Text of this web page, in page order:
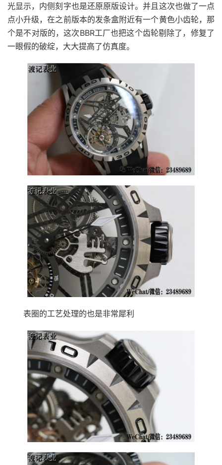
光显示，内侧刻字也是还原原版设计。并且这次也做了一点
点小升级，在之前版本的发条盒附近有一个黄色小齿轮，那
个是不对版的，这次BBR工厂也把这个齿轮剔除了，修复了
一眼假的破绽，大大提高了仿真度。
表圈的工艺处理的也是非常犀利